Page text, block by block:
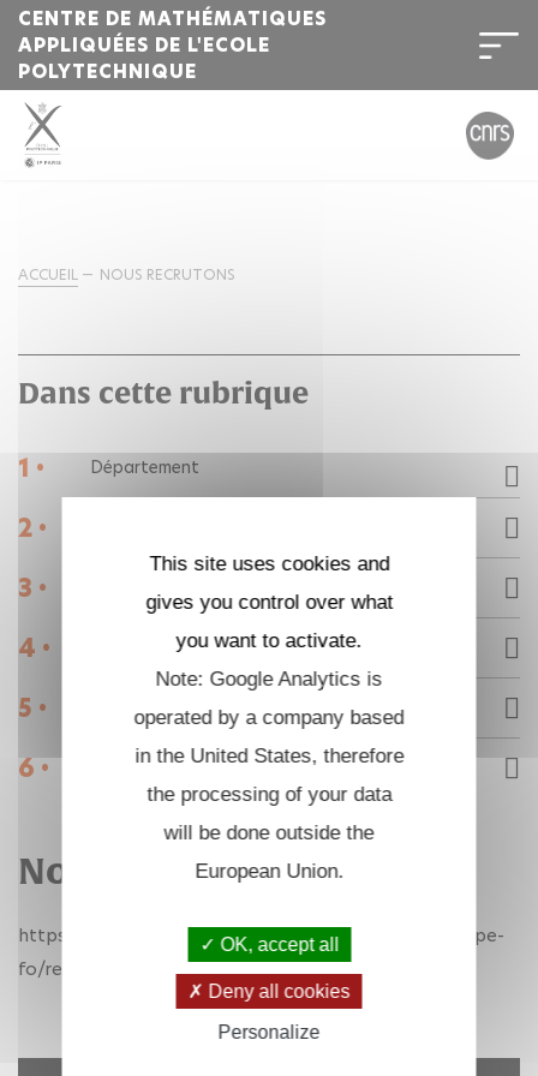
CENTRE DE MATHÉMATIQUES
APPLIQUÉES DE L'ECOLE
POLYTECHNIQUE
ACCUEIL NOUS RECRUTONS
Dans cette rubrique
1 • Département
2 •
3 •
4 • Nous recrutons
5 • Intranet
6 • Webmail
Nous recrutons
https://candidatures-calliope.polytechnique.fr/calliope-
fo/recherche/index.php?lang=fr
This site uses cookies and
gives you control over what
you want to activate.
Note: Google Analytics is
operated by a company based
in the United States, therefore
the processing of your data
will be done outside the
European Union.
OK, accept all
Deny all cookies
Personalize